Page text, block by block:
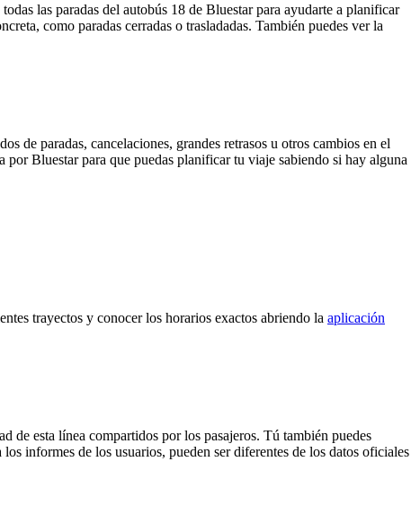
las paradas del autobús 18 de Bluestar para ayudarte a planificar
como paradas cerradas o trasladadas. También puedes ver la
de paradas, cancelaciones, grandes retrasos u otros cambios en el
Bluestar para que puedas planificar tu viaje sabiendo si hay alguna
trayectos y conocer los horarios exactos abriendo la aplicación
de esta línea compartidos por los pasajeros. Tú también puedes
informes de los usuarios, pueden ser diferentes de los datos oficiales